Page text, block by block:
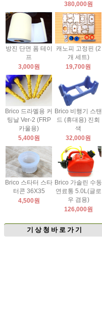
380,000원
방진 단면 폼 테이
프
3,000원
캐노피 고정핀 (2
개 세트)
19,700원
Brico 드라멜용 커
팅날 Ver-2 (FRP
카울용)
5,400원
Brico 비행기 스탠
드 (휴대용) 진회
색
32,000원
Brico 스타터 스타
터콘 36X35
4,500원
Brico 가솔린 수동
연료통 5.0L(글로
우 겸용)
126,000원
기 상 청 바 로 가 기